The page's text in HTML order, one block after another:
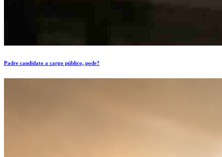
Padre candidato a cargo público, pode?